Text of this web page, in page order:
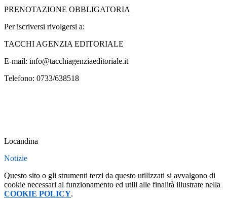
PRENOTAZIONE OBBLIGATORIA
Per iscriversi rivolgersi a:
TACCHI AGENZIA EDITORIALE
E-mail: info@tacchiagenziaeditoriale.it
Telefono: 0733/638518
Locandina
Notizie
Questo sito o gli strumenti terzi da questo utilizzati si avvalgono di
cookie necessari al funzionamento ed utili alle finalità illustrate nella
COOKIE POLICY.